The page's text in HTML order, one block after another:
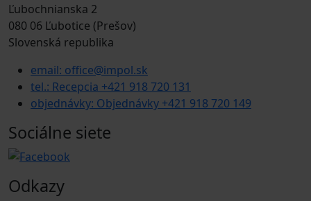
Ľubochnianska 2
080 06 Ľubotice (Prešov)
Slovenská republika
email: office@impol.sk
tel.: Recepcia +421 918 720 131
objednávky: Objednávky +421 918 720 149
Sociálne siete
Odkazy